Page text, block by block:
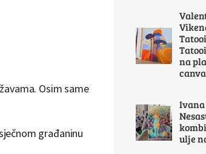
Osim same
građaninu
na
Ivana
ulje